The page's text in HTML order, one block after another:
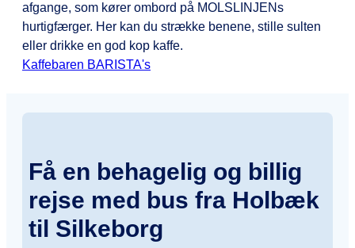
afgange, som kører ombord på MOLSLINJENs
hurtigfærger. Her kan du strække benene, stille sulten
eller drikke en god kop kaffe.
Kaffebaren BARISTA's
Få en behagelig og billig
rejse med bus fra Holbæk
til Silkeborg